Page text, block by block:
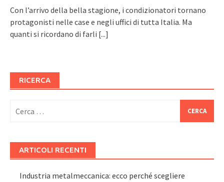
Con l’arrivo della bella stagione, i condizionatori tornano
protagonisti nelle case e negli uffici di tutta Italia. Ma
quanti si ricordano di farli [...]
RICERCA
per:
ARTICOLI RECENTI
Industria metalmeccanica: ecco perché scegliere